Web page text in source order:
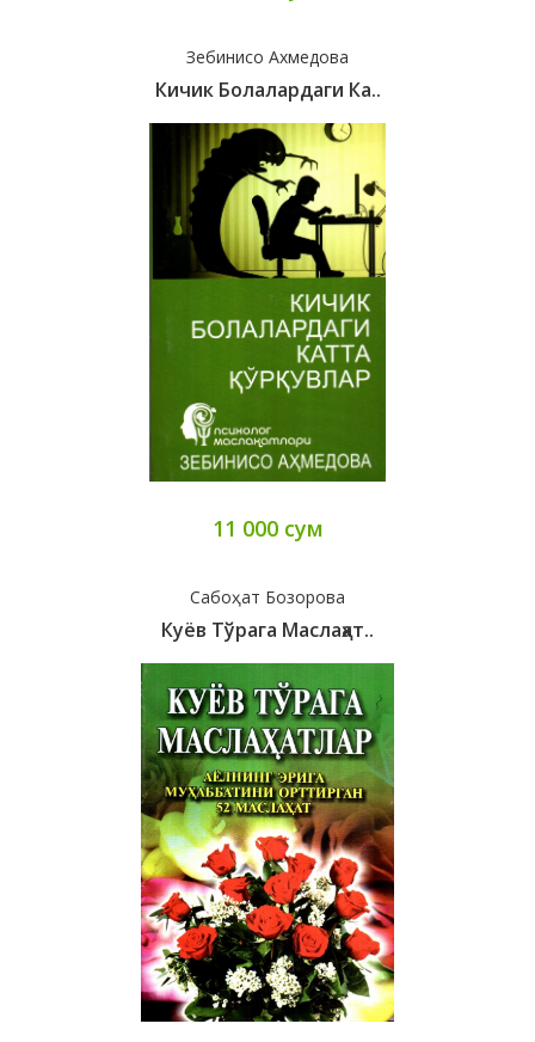
Зебинисо Ахмедова
Кичик Болалардаги Ка..
11 000 сум
Сабоҳат Бозорова
Куёв Тўрага Маслаҳат..